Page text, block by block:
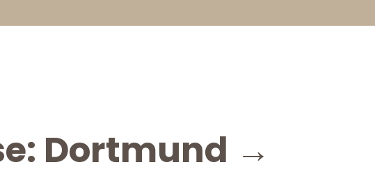
Dortmund →